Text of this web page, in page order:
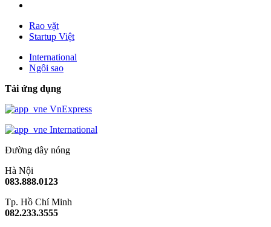
Rao vặt
Startup Việt
International
Ngôi sao
Tải ứng dụng
VnExpress
International
Đường dây nóng
Hà Nội
083.888.0123
Tp. Hồ Chí Minh
082.233.3555